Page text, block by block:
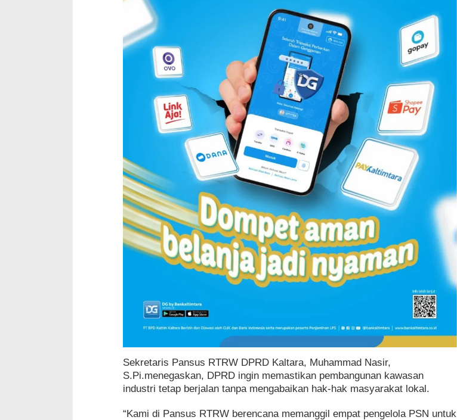
Sekretaris Pansus RTRW DPRD Kaltara, Muhammad Nasir,
S.Pi.menegaskan, DPRD ingin memastikan pembangunan kawasan
industri tetap berjalan tanpa mengabaikan hak-hak masyarakat lokal.
“Kami di Pansus RTRW berencana memanggil empat pengelola PSN untuk
Strategi PPP Menangkan Duet
Ganjar dan Gus Yasin